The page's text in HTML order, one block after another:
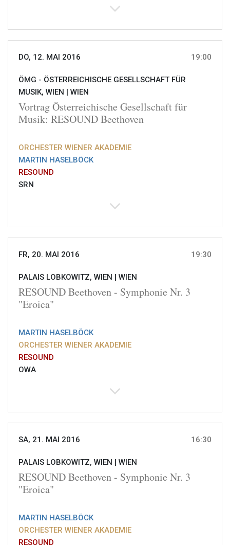
DO, 12. MAI 2016 19:00
ÖMG - ÖSTERREICHISCHE GESELLSCHAFT FÜR
MUSIK, WIEN | WIEN
Vortrag Österreichische Gesellschaft für
Musik: RESOUND Beethoven
ORCHESTER WIENER AKADEMIE
MARTIN HASELBÖCK
RESOUND
SRN
FR, 20. MAI 2016 19:30
PALAIS LOBKOWITZ, WIEN | WIEN
RESOUND Beethoven - Symphonie Nr. 3
"Eroica"
MARTIN HASELBÖCK
ORCHESTER WIENER AKADEMIE
RESOUND
OWA
SA, 21. MAI 2016 16:30
PALAIS LOBKOWITZ, WIEN | WIEN
RESOUND Beethoven - Symphonie Nr. 3
"Eroica"
MARTIN HASELBÖCK
ORCHESTER WIENER AKADEMIE
RESOUND